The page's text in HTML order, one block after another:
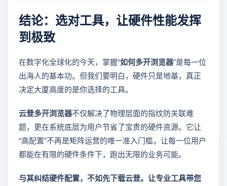
结论：选对工具，让硬件性能发挥
到极致
在数字化全球化的今天，掌握“如何多开浏览器”是每一位
出海人的基本功。但我们要明白，硬件只是地基，真正
决定大厦高度的是你选择的工具。
云登多开浏览器不仅解决了物理层面的指纹防关联难
题，更在系统底层为用户节省了宝贵的硬件资源。它让
“高配置”不再是矩阵运营的唯一准入门槛，让每一位用户
都能在有限的硬件条件下，跑出无限的业务可能。
与其纠结硬件配置，不如先下载云登。让专业工具带您